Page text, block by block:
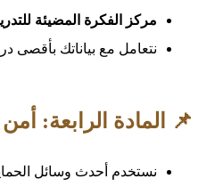
مركز الفكرة المضيئة
نتعامل مع بياناتك بأقصى
📌 المادة الرابعة:
نستخدم أحدث وسائل